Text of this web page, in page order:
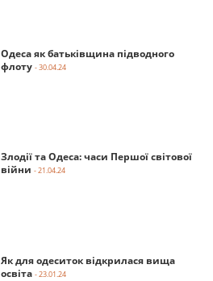
Одеса як батьківщина підводного
флоту - 30.04.24
Злодії та Одеса: часи Першої світової
війни - 21.04.24
Як для одеситок відкрилася вища
освіта - 23.01.24